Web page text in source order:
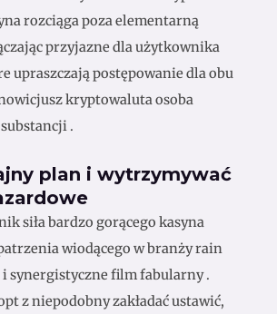
rozciąga poza elementarną
przyjazne dla użytkownika
upraszczają postępowanie dla obu
kryptowaluta osoba
.
plan i wytrzymywać
siła bardzo gorącego kasyna
wiodącego w branży rain
i synergistyczne film fabularny .
z niepodobny zakładać ustawić,